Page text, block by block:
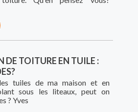
DE TOITURE EN TUILE :
tuiles de ma maison et en
sous les liteaux, peut on
? Yves